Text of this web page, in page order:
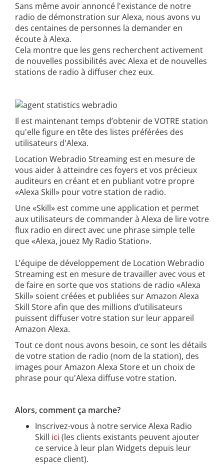
Sans même avoir annoncé l'existance de notre
radio de démonstration sur Alexa, nous avons vu
des centaines de personnes la demander en
écoute à Alexa.
Cela montre que les gens recherchent activement
de nouvelles possibilités avec Alexa et de nouvelles
stations de radio à diffuser chez eux.
Il est maintenant temps d’obtenir de VOTRE station
qu'elle figure en tête des listes préférées des
utilisateurs d'Alexa.
Location Webradio Streaming est en mesure de
vous aider à atteindre ces foyers et vos précieux
auditeurs en créant et en publiant votre propre
«Alexa Skill» pour votre station de radio.
Une «Skill» est comme une application et permet
aux utilisateurs de commander à Alexa de lire votre
flux radio en direct avec une phrase simple telle
que «Alexa, jouez My Radio Station».
L’équipe de développement de Location Webradio
Streaming est en mesure de travailler avec vous et
de faire en sorte que vos stations de radio «Alexa
Skill» soient créées et publiées sur Amazon Alexa
Skill Store afin que des millions d’utilisateurs
puissent diffuser votre station sur leur appareil
Amazon Alexa.
Tout ce dont nous avons besoin, ce sont les détails
de votre station de radio (nom de la station), des
images pour Amazon Alexa Store et un choix de
phrase pour qu'Alexa diffuse votre station.
Alors, comment ça marche?
Inscrivez-vous à notre service Alexa Radio
Skill ici (les clients existants peuvent ajouter
ce service à leur plan Widgets depuis leur
espace client).